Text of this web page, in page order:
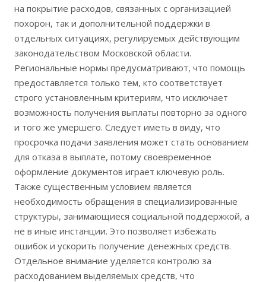
на покрытие расходов, связанных с организацией
похорон, так и дополнительной поддержки в
отдельных ситуациях, регулируемых действующим
законодательством Московской области.
Региональные нормы предусматривают, что помощь
предоставляется только тем, кто соответствует
строго установленным критериям, что исключает
возможность получения выплаты повторно за одного
и того же умершего. Следует иметь в виду, что
просрочка подачи заявления может стать основанием
для отказа в выплате, потому своевременное
оформление документов играет ключевую роль.
Также существенным условием является
необходимость обращения в специализированные
структуры, занимающиеся социальной поддержкой, а
не в иные инстанции. Это позволяет избежать
ошибок и ускорить получение денежных средств.
Отдельное внимание уделяется контролю за
расходованием выделяемых средств, что